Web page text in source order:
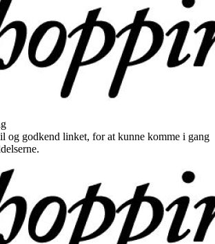
og godkend linket, for at kunne komme i gang